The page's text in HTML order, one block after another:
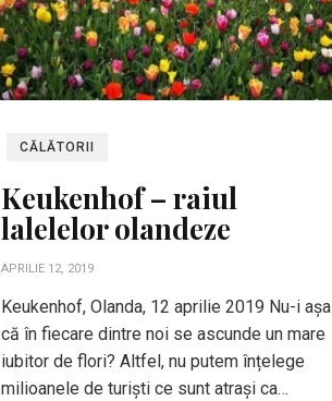
CĂLĂTORII
Keukenhof – raiul
lalelelor olandeze
APRILIE 12, 2019
Keukenhof, Olanda, 12 aprilie 2019 Nu-i așa
că în fiecare dintre noi se ascunde un mare
iubitor de flori? Altfel, nu putem înțelege
milioanele de turiști ce sunt atrași ca…